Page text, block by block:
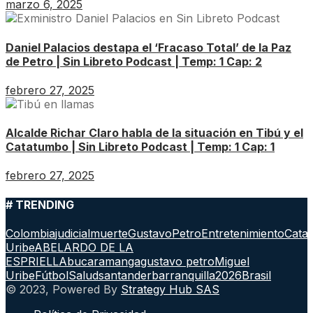
marzo 6, 2025
Daniel Palacios destapa el ‘Fracaso Total’ de la Paz
de Petro | Sin Libreto Podcast | Temp: 1 Cap: 2
febrero 27, 2025
Alcalde Richar Claro habla de la situación en Tibú y el
Catatumbo | Sin Libreto Podcast | Temp: 1 Cap: 1
febrero 27, 2025
# TRENDING
ColombiajudicialmuerteGustavoPetroEntretenimiento
UribeABELARDO DE LA
ESPRIELLAbucaramangagustavo petroMiguel
UribeFútbolSaludsantanderbarranquilla2026Brasil
© 2023, Powered By Strategy Hub SAS